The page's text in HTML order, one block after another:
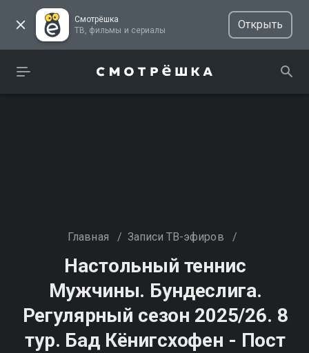
Смотрёшка
ТВ, фильмы и сериалы
Открыть
Главная / Записи ТВ-эфиров /
Настольный теннис
Мужчины. Бундеслига.
Регулярный сезон 2025/26. 8
тур. Бад Кёнигсхофен - Пост